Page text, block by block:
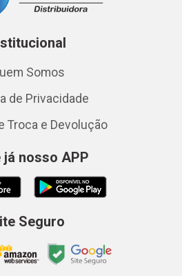
Somos
de Privacidade
Troca e Devolução
já nosso APP
Seguro